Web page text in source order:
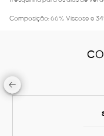
Composição: 66% Viscose e